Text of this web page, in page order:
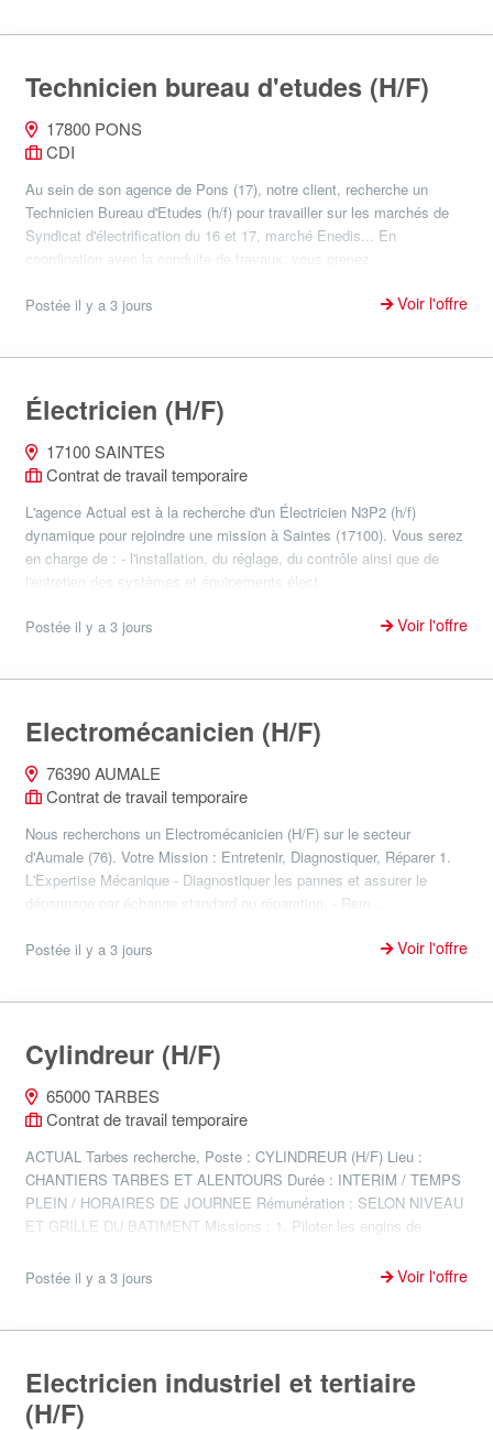
Technicien bureau d'etudes (H/F)
17800 PONS
CDI
Au sein de son agence de Pons (17), notre client, recherche un
Technicien Bureau d'Etudes (h/f) pour travailler sur les marchés de
Syndicat d'électrification du 16 et 17, marché Enedis... En
coordination avec la conduite de travaux, vous prenez...
Postée il y a 3 jours Voir l'offre
Électricien (H/F)
17100 SAINTES
Contrat de travail temporaire
L'agence Actual est à la recherche d'un Électricien N3P2 (h/f)
dynamique pour rejoindre une mission à Saintes (17100). Vous serez
en charge de : - l'installation, du réglage, du contrôle ainsi que de
l'entretien des systèmes et équipements élect...
Postée il y a 3 jours Voir l'offre
Electromécanicien (H/F)
76390 AUMALE
Contrat de travail temporaire
Nous recherchons un Electromécanicien (H/F) sur le secteur
d'Aumale (76). Votre Mission : Entretenir, Diagnostiquer, Réparer 1.
L'Expertise Mécanique - Diagnostiquer les pannes et assurer le
dépannage par échange standard ou réparation. - Rem...
Postée il y a 3 jours Voir l'offre
Cylindreur (H/F)
65000 TARBES
Contrat de travail temporaire
ACTUAL Tarbes recherche, Poste : CYLINDREUR (H/F) Lieu :
CHANTIERS TARBES ET ALENTOURS Durée : INTERIM / TEMPS
PLEIN / HORAIRES DE JOURNEE Rémunération : SELON NIVEAU
ET GRILLE DU BATIMENT Missions : 1. Piloter les engins de
Postée il y a 3 jours
Voir l'offre
Electricien industriel et tertiaire
(H/F)